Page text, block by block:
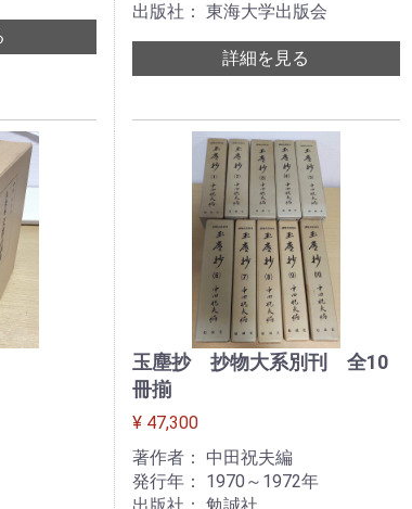
出版社： 東海大学出版会
詳細を見る
玉塵抄 抄物大系別刊 全10
冊揃
¥ 47,300
著作者： 中田祝夫編
発行年： 1970～1972年